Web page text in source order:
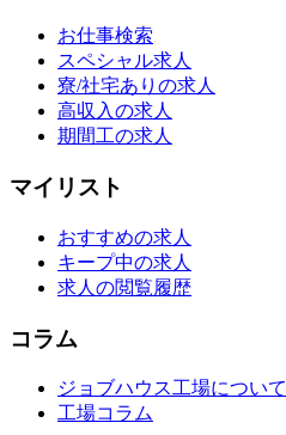
お仕事検索
スペシャル求人
寮/社宅ありの求人
高収入の求人
期間工の求人
マイリスト
おすすめの求人
キープ中の求人
求人の閲覧履歴
コラム
ジョブハウス工場について
工場コラム